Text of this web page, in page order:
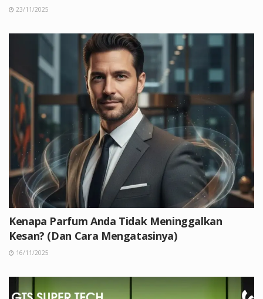
23/11/2025
Kenapa Parfum Anda Tidak Meninggalkan
Kesan? (Dan Cara Mengatasinya)
16/11/2025